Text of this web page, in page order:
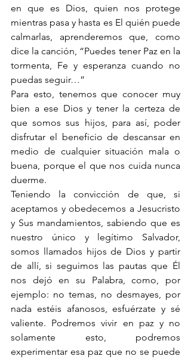
en que es Dios, quien nos protege
mientras pasa y hasta es El quién puede
calmarlas, aprenderemos que, como
dice la canción, “Puedes tener Paz en la
tormenta, Fe y esperanza cuando no
puedas seguir…”
Para esto, tenemos que conocer muy
bien a ese Dios y tener la certeza de
que somos sus hijos, para así, poder
disfrutar el beneficio de descansar en
medio de cualquier situación mala o
buena, porque el que nos cuida nunca
duerme.
Teniendo la convicción de que, si
aceptamos y obedecemos a Jesucristo
y Sus mandamientos, sabiendo que es
nuestro único y legítimo Salvador,
somos llamados hijos de Dios y partir
de allí, si seguimos las pautas que Él
nos dejó en su Palabra, como, por
ejemplo: no temas, no desmayes, por
nada estéis afanosos, esfuérzate y sé
valiente. Podremos vivir en paz y no
solamente esto, podremos
experimentar esa paz que no se puede